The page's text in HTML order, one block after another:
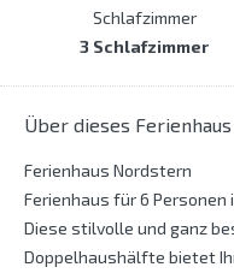
Schlafzimmer
3 Schlafzimmer
Über dieses
Ferienhaus Nordstern
Ferienhaus für 6 Personen
Diese stilvolle und ganz
Doppelhaushälfte bietet